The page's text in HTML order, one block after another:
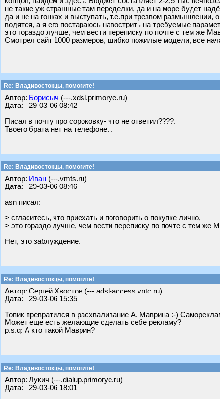
не такие уж страшные там переделки, да и на море будет
да и не на гонках и выступать, т.е.при трезвом
водятся, а я его постараюсь навострить на требуемые
это гораздо лучше, чем вести переписку по почте с тем же
Смотрел сайт 1000 размеров, шибко пожилые модели, все
Re: Владивостокцы, помогите!
Автор: Борисыч (---.xdsl.primorye.ru)
Дата: 29-03-06 08:42
Писал в почту про сороковку- что не ответил????.
Твоего брата нет на телефоне...
Re: Владивостокцы, помогите!
Автор: Иван (---.vmts.ru)
Дата: 29-03-06 08:46
asn писал:
> сгласитесь, что приехать и поговорить о покупке лично,
> это гораздо лучше, чем вести переписку по почте с тем же
Нет, это заблуждение.
Re: Владивостокцы, помогите!
Автор: Сергей Хвостов (---.adsl-access.vntc.ru)
Дата: 29-03-06 15:35
Топик превратился в расхваливание А. Маврина :-)
Может еще есть желающие сделать себе рекламу?
p.s.q: А кто такой Маврин?
Re: Владивостокцы, помогите!
Автор: Лукич (---.dialup.primorye.ru)
Дата: 29-03-06 18:01